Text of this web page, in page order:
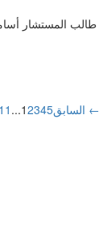
طالب المستشار
→ السابق 12345
...
11 التالى ←